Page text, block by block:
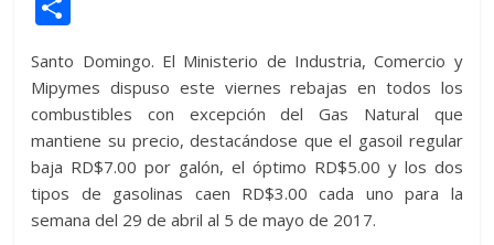
er s
A
p
p
di
t
b
o
o
k
e
n
g
er
p
e
gr
a
m
a
g
e
m
p
ar
ti
r
Santo Domingo. El Ministerio de Industria, Comercio y
Mipymes dispuso este viernes rebajas en todos los
combustibles con excepción del Gas Natural que
mantiene su precio, destacándose que el gasoil regular
baja RD$7.00 por galón, el óptimo RD$5.00 y los dos
tipos de gasolinas caen RD$3.00 cada uno para la
semana del 29 de abril al 5 de mayo de 2017.